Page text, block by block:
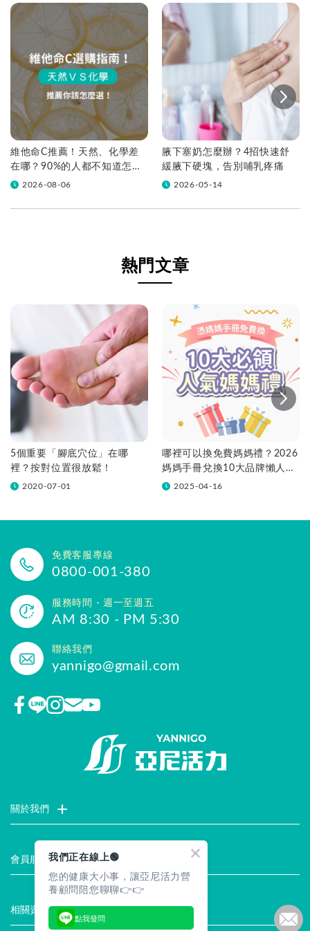
維他命C推薦！天然、化學差
在哪？90%的人都不知道怎麼
挑！帶你一次看
2026-08-06
腋下塞奶怎麼辦？4招快速舒
緩腋下硬塊，告別哺乳疼痛
2026-05-14
熱門文章
5個重要「腳底穴位」在哪
裡？按對位置很放鬆！
2020-07-01
哪裡可以換免費媽媽禮？2026
媽媽手冊兌換10大品牌懶人包
一次看！
2025-04-16
免費客服專線
0800-001-380
服務時間 - 週一至週五
AM 8:30 - PM 5:30
聯絡我們
yannigo@gmail.com
關於我們
會員服務
最新消息 註冊會員
試用索取 服務說明
相關資訊
我們正在線上🟢
您的健康大小事，讓亞尼活力營
養顧問陪您聊聊👉👉
點我發問